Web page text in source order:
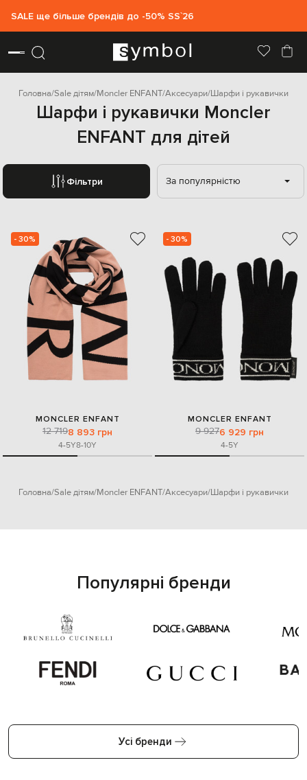
SALE ще більше брендів до -50% SS`26
Головна Sale дітям Moncler ENFANT Аксесуари Шарфи і рукавички
Шарфи і рукавички Moncler
ENFANT для дітей
Фільтри За популярністю
- 30%
MONCLER ENFANT
12 7198 893 грн
4-5Y8-10Y
- 30%
MONCLER ENFANT
9 9276 929 грн
4-5Y
Головна Sale дітям Moncler ENFANT Аксесуари Шарфи і рукавички
Популярні бренди
Усі бренди